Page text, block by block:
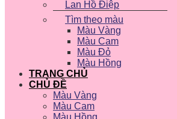
Lan Hồ Điệp
Tìm theo màu
Màu Vàng
Màu Cam
Màu Đỏ
Màu Hồng
TRANG CHỦ
CHỦ ĐỀ
Màu Vàng
Màu Cam
Màu Hồng